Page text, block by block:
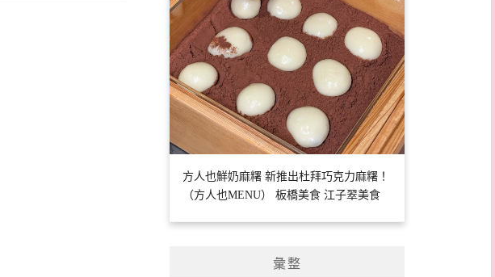
方人也鮮奶麻糬 新推出杜拜巧克力麻糬！
（方人也MENU） 板橋美食 江子翠美食
彙整